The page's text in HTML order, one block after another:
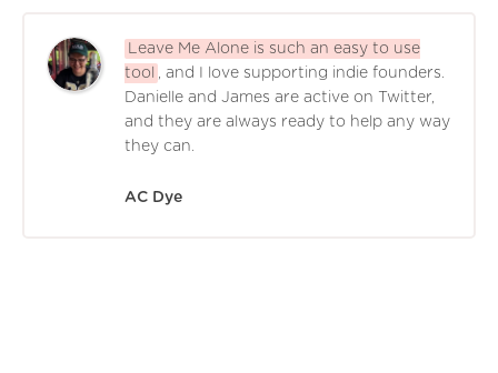
Leave Me Alone is such an easy to use
tool , and I love supporting indie founders.
Danielle and James are active on Twitter,
and they are always ready to help any way
they can.
AC Dye